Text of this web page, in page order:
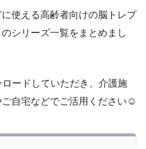
使える高齢者向けの脳トレプ
シリーズ一覧をまとめまし
ードしていただき、介護施
自宅などでご活用ください☺